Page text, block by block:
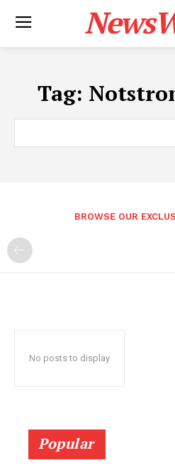
Tag:
BROWSE OUR
No posts to display
Popular